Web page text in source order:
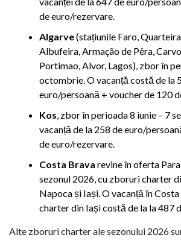
de euro/rezervare.
Algarve(stațiunile Faro,
Albufeira, Armação de Pêra,
Portimao, Alvor, Lagos), zbor în
octombrie. O vacanță costă de la
euro/persoană + voucher de 120
Kos , zbor în perioada 8 iunie – 7
vacanță de la 258 de euro/
de euro/rezervare.
Costa Brava revine în oferta
sezonul 2026, cu zboruri charter
Napoca și Iași. O vacanță în
charter din Iași costă de la la 487
Alte zboruri charter ale sezonului 2026